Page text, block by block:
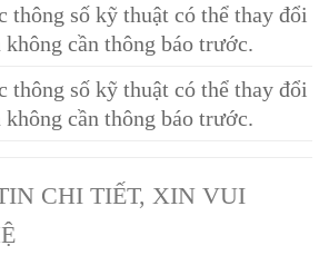
thông số kỹ thuật có thể thay đổi
không cần thông báo trước.
thông số kỹ thuật có thể thay đổi
không cần thông báo trước.
CHI TIẾT, XIN VUI